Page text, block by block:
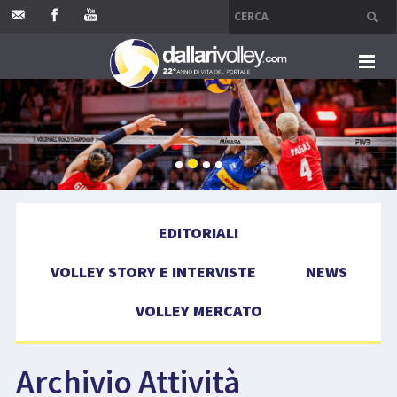
HOME
EDITORIALI
VOLLEY MERCATO
COMPETIZIONI
EVENTI
EDITORIALI
VOLLEY STORY E INTERVISTE
NEWS
VOLLEY MERCATO
Archivio Attività